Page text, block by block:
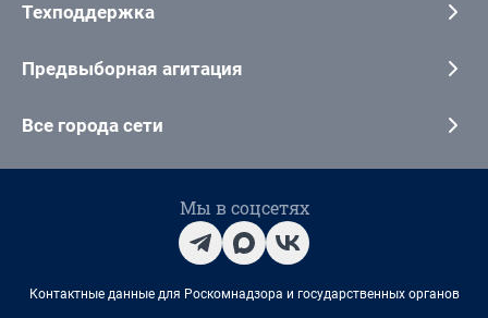
Техподдержка
Предвыборная агитация
Все города сети
Мы в соцсетях
Контактные данные для Роскомнадзора и государственных органов